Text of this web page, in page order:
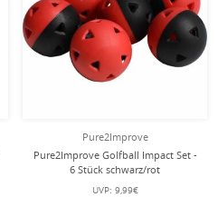
Pure2Improve
Pure2Improve Golfball Impact Set -
6 Stück schwarz/rot
UVP: 9,99€